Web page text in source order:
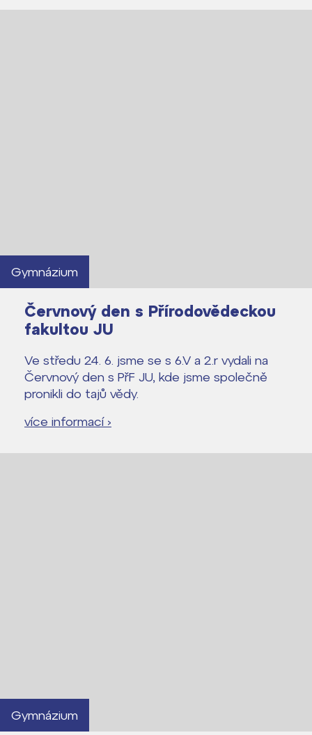
Gymnázium
Červnový den s Přírodovědeckou
fakultou JU
Ve středu 24. 6. jsme se s 6.V a 2.r vydali na
Červnový den s PřF JU, kde jsme společně
pronikli do tajů vědy.
více informací ›
Gymnázium
Lidé často hledají
Proč se stát žákem ZŠ ČAG
Proč se stát studentem Gymnázia
Kontakt